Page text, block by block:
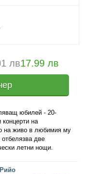
лв17.99 лв
юбилей - 20-
на
на живо в любимия му
две
летни нощи.